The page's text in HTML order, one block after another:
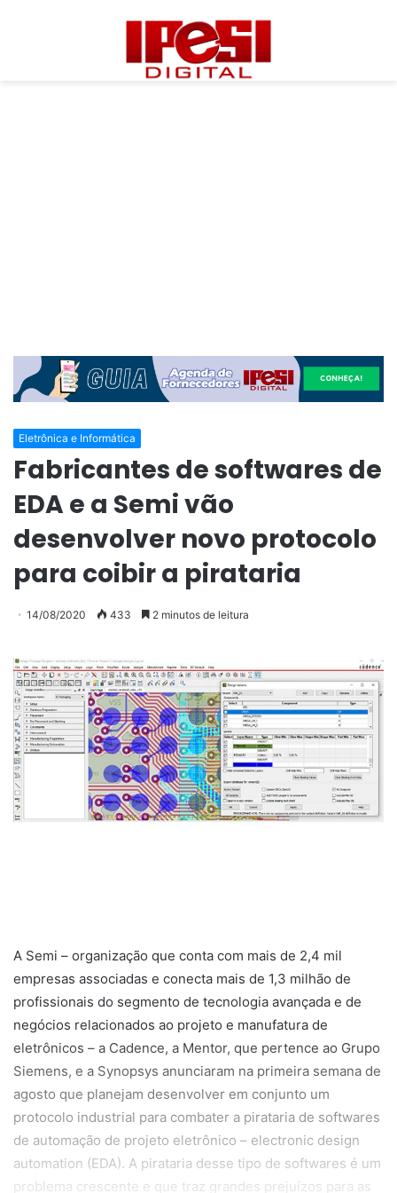
Eletrônica e Informática
Fabricantes de softwares de
EDA e a Semi vão
desenvolver novo protocolo
para coibir a pirataria
14/08/2020 433 2 minutos de leitura
A Semi – organização que conta com mais de 2,4 mil
empresas associadas e conecta mais de 1,3 milhão de
profissionais do segmento de tecnologia avançada e de
negócios relacionados ao projeto e manufatura de
eletrônicos – a Cadence, a Mentor, que pertence ao Grupo
Siemens, e a Synopsys anunciaram na primeira semana de
agosto que planejam desenvolver em conjunto um
protocolo industrial para combater a pirataria de softwares
de automação de projeto eletrônico – electronic design
automation (EDA). A pirataria desse tipo de softwares é um
problema crescente e que traz grandes prejuízos para as